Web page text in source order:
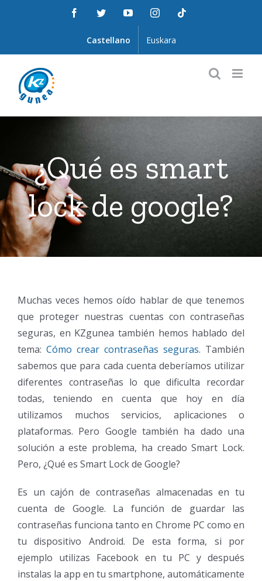
FacebookTwitterYouTubeInstagram
Castellano Euskara
¿Qué es smart
lock de google?
Muchas veces hemos oído hablar de que tenemos
que proteger nuestras cuentas con contraseñas
seguras, en KZgunea también hemos hablado del
tema: Cómo crear contraseñas seguras. También
sabemos que para cada cuenta deberíamos utilizar
diferentes contraseñas lo que dificulta recordar
todas, teniendo en cuenta que hoy en día
utilizamos muchos servicios, aplicaciones o
plataformas. Pero Google también ha dado una
solución a este problema, ha creado Smart Lock.
Pero, ¿Qué es Smart Lock de Google?
Es un cajón de contraseñas almacenadas en tu
cuenta de Google. La función de guardar las
contraseñas funciona tanto en Chrome PC como en
tu dispositivo Android. De esta forma, si por
ejemplo utilizas Facebook en tu PC y después
instalas la app en tu smartphone, automáticamente